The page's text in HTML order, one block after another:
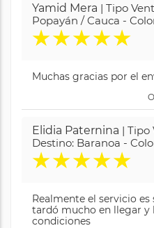
Yamid Mera | Tipo
Popayán / Cauca -
★★★★★
Muchas gracias por el
Elidia Paternina | Tipo
Destino: Baranoa -
★★★★★
Realmente el servicio
tardó mucho en llegar y
condiciones